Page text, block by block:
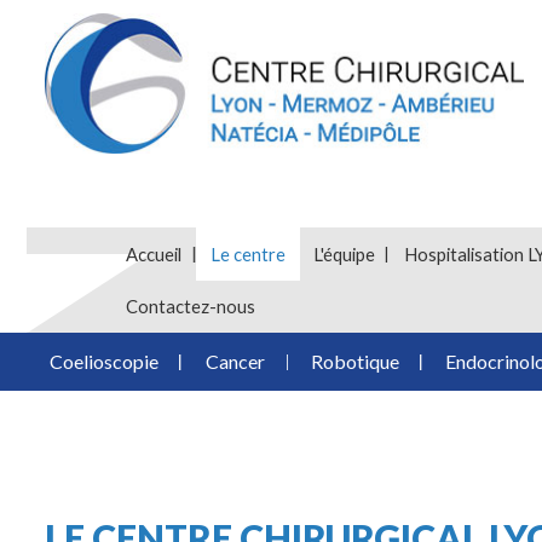
Accueil Le centre L'équipe Hospitalisation
Contactez-nous
Coelioscopie Cancer Robotique